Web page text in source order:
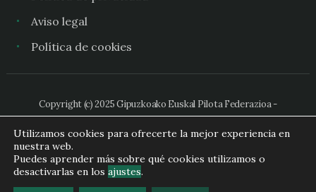
Aviso legal
Política de cookies
Copyright (c) 2025 Gipuzkoako Euskal Pilota Federazioa -
Utilizamos cookies para ofrecerte la mejor experiencia en
nuestra web.
Puedes aprender más sobre qué cookies utilizamos o
desactivarlas en los ajustes.